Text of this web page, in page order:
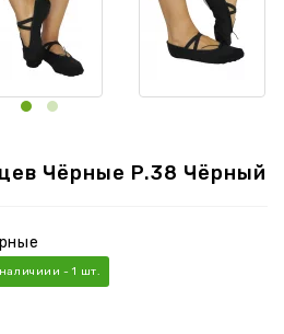
Чёрные P.38 Чёрный
- 1 шт.